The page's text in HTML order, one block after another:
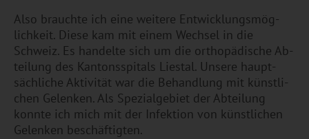
Also brauch­te ich eine wei­te­re Ent­wick­lungs­mög­
lich­keit. Diese kam mit einem Wech­sel in die
Schweiz. Es han­del­te sich um die or­tho­pä­di­sche Ab­
tei­lung des Kan­tons­spi­tals Lies­tal. Un­se­re haupt­
säch­li­che Ak­ti­vi­tät war die Be­hand­lung mit künst­li­
chen Ge­len­ken. Als Spe­zi­al­ge­biet der Ab­tei­lung
konn­te ich mich mit der In­fek­ti­on von künst­li­chen
Ge­len­ken be­schäf­tig­ten.